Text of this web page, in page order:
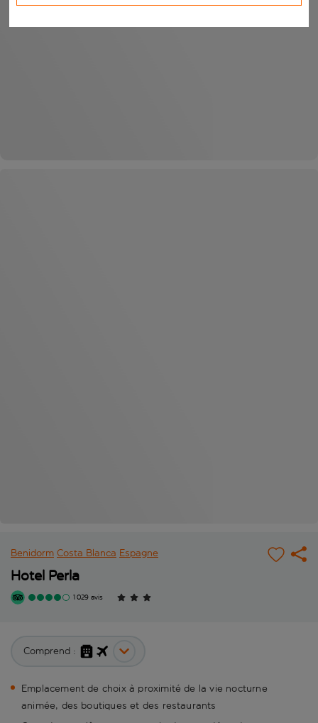
Benidorm Costa Blanca Espagne
Hotel Perla
1 029 avis
Comprend :
Emplacement de choix à proximité de la vie nocturne
animée, des boutiques et des restaurants